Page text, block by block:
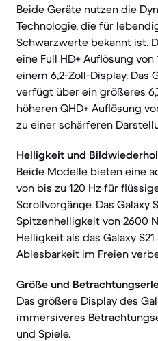
Beide Geräte nutzen die
Technologie, die für
Schwarzwerte bekannt ist.
eine Full HD+ Auflösung
einem 6,2-Zoll-Display. Das
verfügt über ein größeres
höheren QHD+ Auflösung
zu einer schärferen
Helligkeit und
Beide Modelle bieten eine
von bis zu 120 Hz für
Scrollvorgänge. Das Galaxy
Spitzenhelligkeit von 2600
Helligkeit als das Galaxy
Ablesbarkeit im Freien
Größe und
Das größere Display des
immersiveres
und Spiele.